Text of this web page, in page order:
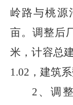
岭路与桃源
亩。调整后
米，计容总
1.02 ，建筑
2、 调